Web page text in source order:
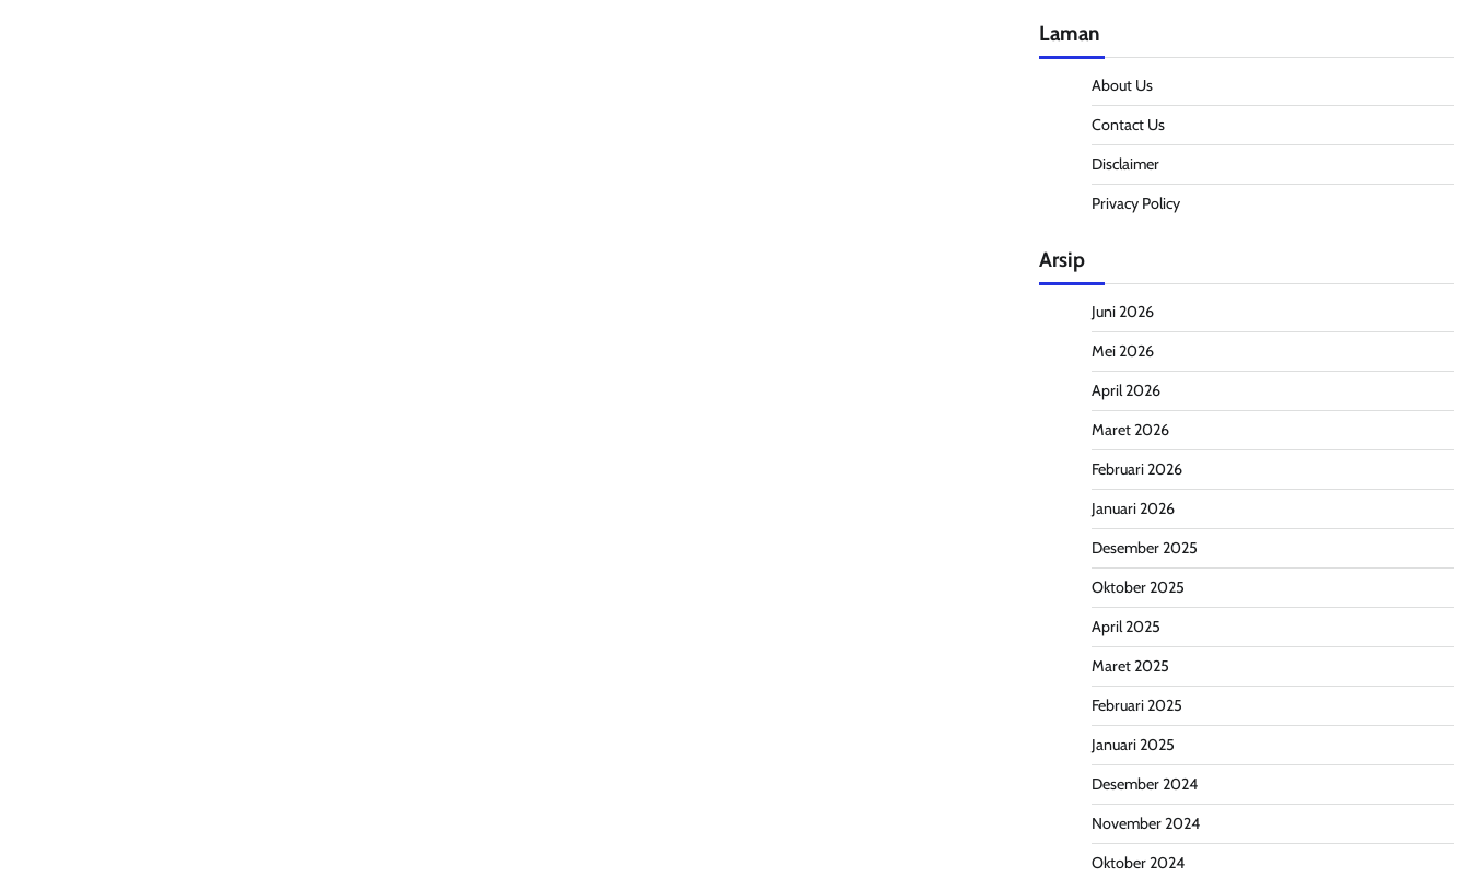
Laman
About Us
Contact Us
Disclaimer
Privacy Policy
Arsip
Juni 2026
Mei 2026
April 2026
Maret 2026
Februari 2026
Januari 2026
Desember 2025
Oktober 2025
April 2025
Maret 2025
Februari 2025
Januari 2025
Desember 2024
November 2024
Oktober 2024